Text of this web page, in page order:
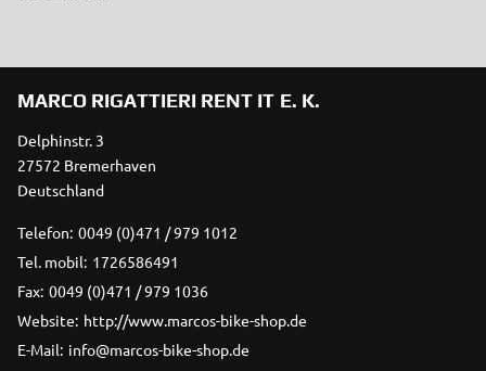
MARCO RIGATTIERI RENT IT E. K.
Delphinstr. 3
27572 Bremerhaven
Deutschland
Telefon: 0049 (0)471 / 979 1012
Tel. mobil: 1726586491
Fax: 0049 (0)471 / 979 1036
Website: http://www.marcos-bike-shop.de
E-Mail: info@marcos-bike-shop.de